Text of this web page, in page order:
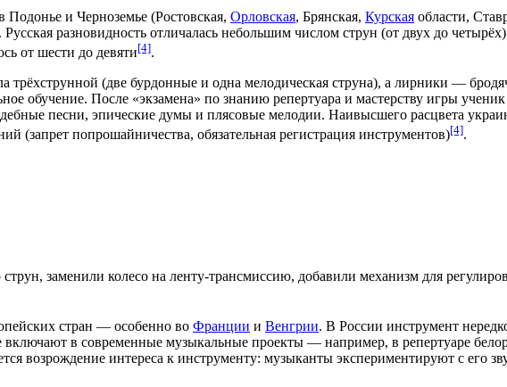
Подонье и Черноземье (Ростовская, Орловская, Брянская, Курская области,
Русская разновидность отличалась небольшим числом струн (от двух до
от шести до девяти[4].
трёхструнной (две бурдонные и одна мелодическая струна), а лирники —
обучение. После «экзамена» по знанию репертуара и мастерству игры
песни, эпические думы и плясовые мелодии. Наивысшего расцвета
(запрет попрошайничества, обязательная регистрация инструментов)[4].
заменили колесо на ленту‑трансмиссию, добавили механизм для
стран — особенно во Франции и Венгрии. В России инструмент
в современные музыкальные проекты — например, в репертуаре
возрождение интереса к инструменту: музыканты экспериментируют с его